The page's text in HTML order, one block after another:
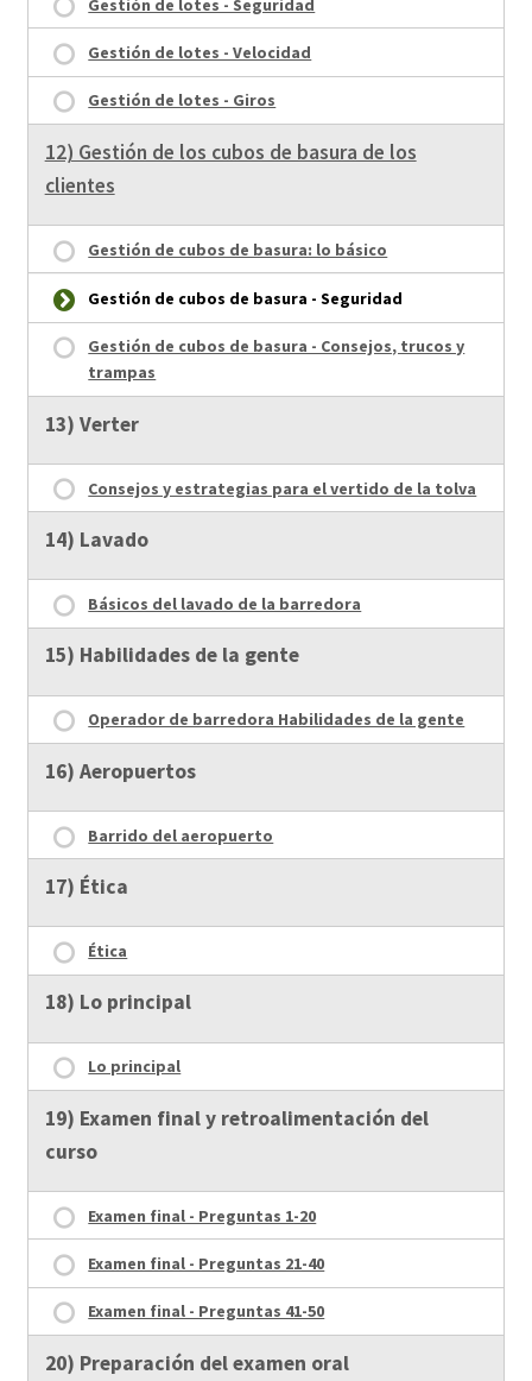
Gestión de lotes - Seguridad
Gestión de lotes - Velocidad
Gestión de lotes - Giros
12) Gestión de los cubos de basura de los
clientes
Gestión de cubos de basura: lo básico
Gestión de cubos de basura - Seguridad
Gestión de cubos de basura - Consejos, trucos y
trampas
13) Verter
Consejos y estrategias para el vertido de la tolva
14) Lavado
Básicos del lavado de la barredora
15) Habilidades de la gente
Operador de barredora Habilidades de la gente
16) Aeropuertos
Barrido del aeropuerto
17) Ética
Ética
18) Lo principal
Lo principal
19) Examen final y retroalimentación del
curso
Examen final - Preguntas 1-20
Examen final - Preguntas 21-40
Examen final - Preguntas 41-50
20) Preparación del examen oral